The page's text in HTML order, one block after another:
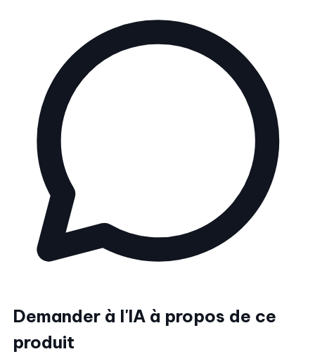
Demander à l'IA à propos de ce
produit